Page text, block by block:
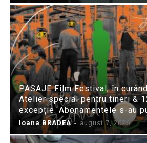
PASAJE Film Festival, în
Atelier special pentru tineri &
excepție. Abonamentele s-au
Ioana BRADEA - august 7, 2026